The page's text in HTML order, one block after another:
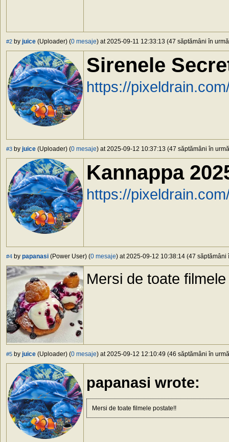
#2 by juice (Uploader) (0 mesaje) at 2025-09-11 12:33:13 (47 săptămâni în
Sirenele
https://
#3 by juice (Uploader) (0 mesaje) at 2025-09-12 10:37:13 (47 săptămâni în
Kannappa
https://
#4 by papanasi (Power User) (0 mesaje) at 2025-09-12 10:38:14 (47 săptămâni
Mersi de toate
#5 by juice (Uploader) (0 mesaje) at 2025-09-12 12:10:49 (46 săptămâni în
papanasi wrote:
Mersi de toate filmele postate!!